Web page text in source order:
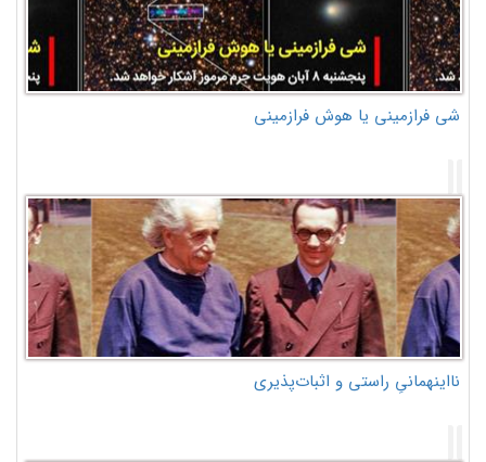
شی فرازمینی یا هوش فرازمینی
نااینهمانیِ راستی و اثبات‌پذیری